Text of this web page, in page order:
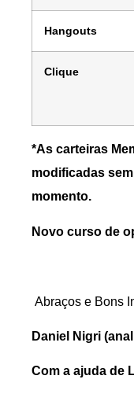
Hangouts
Clique
*As carteiras
modificadas
momento.
Novo curso de
Abraços e Bons
Daniel Nigri
Com a ajuda de